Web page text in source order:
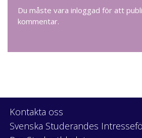
Du måste vara inloggad för att
kommentar.
Kontakta oss
Svenska Studerandes